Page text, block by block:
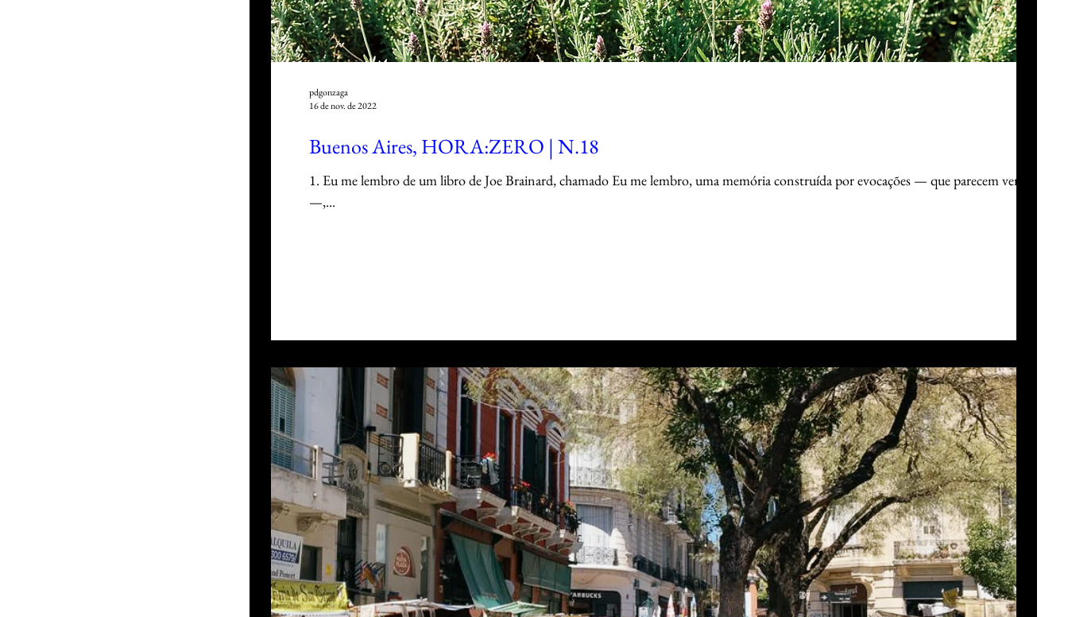
Buenos Aires, HORA:ZERO | N.18
1. Eu me lembro de um libro de Joe Brainard, chamado Eu me lembro, uma memória construída por evocações — que parecem versos
—,...
pdgonzaga
16 de nov. de 2022